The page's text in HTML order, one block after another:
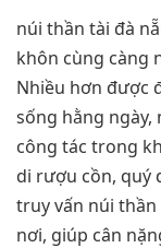
núi thần tài đà
khôn cùng càng
Nhiều hơn được
sống hằng
công tác trong
di rượu cồn, quý
truy vấn núi thần
nơi, giúp cân